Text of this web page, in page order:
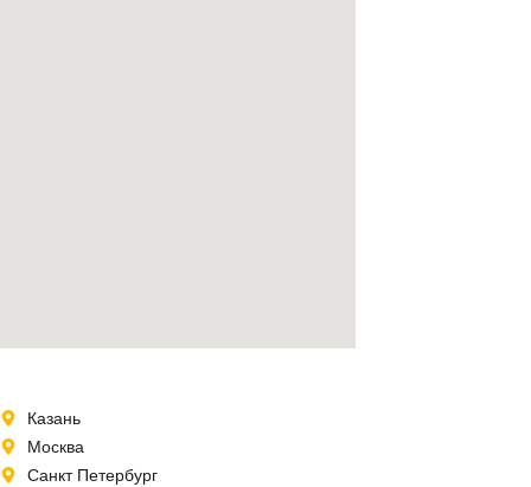
Казань
Москва
Санкт Петербург